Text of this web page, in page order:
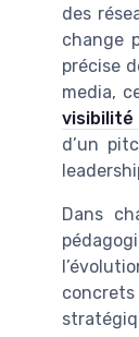
des
change
précise
media,
visibilité
d’un
Dans